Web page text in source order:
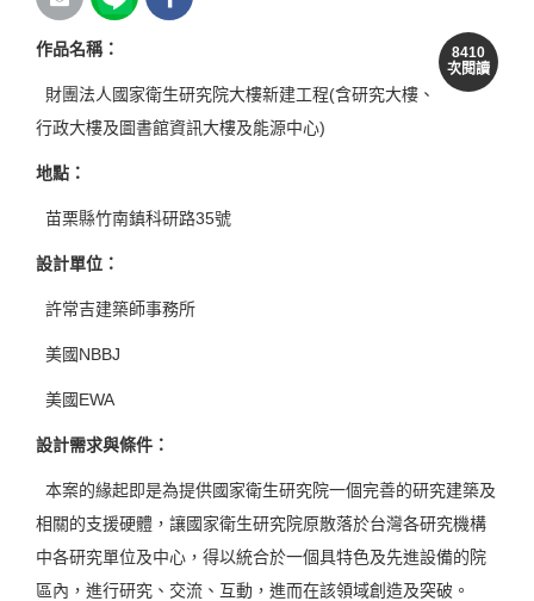
8410
次閱讀
作品名稱：
財團法人國家衛生研究院大樓新建工程(含研究大樓、
行政大樓及圖書館資訊大樓及能源中心)
地點 ：
苗栗縣竹南鎮科研路35號
設計單位 ：
許常吉建築師事務所
美國NBBJ
美國EWA
設計需求與條件 ：
本案的緣起即是為提供國家衛生研究院一個完善的研究建築及
相關的支援硬體，讓國家衛生研究院原散落於台灣各研究機構
中各研究單位及中心，得以統合於一個具特色及先進設備的院
區內，進行研究、交流、互動，進而在該領域創造及突破。